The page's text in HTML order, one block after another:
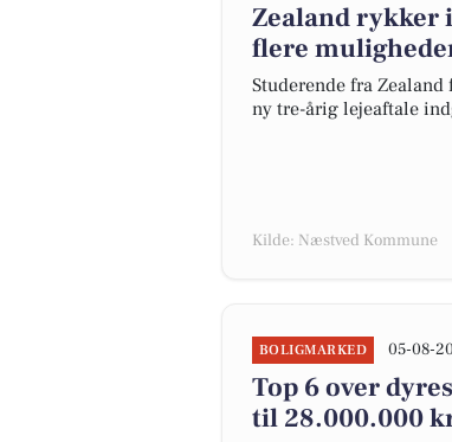
Zealand rykker
flere
Studerende fra
ny tre-årig lejeaftale
Kilde: Næstved Kommune
BOLIGMARKED 05-08-
Top 6 over
til 28.000.000